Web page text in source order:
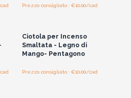
Prezzo consigliato : €10.00/cad
Ciotola per Incenso
Smaltata - Legno di
Mango- Pentagono
Prezzo consigliato : €10.00/cad